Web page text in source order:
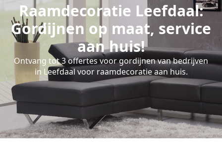
Raamdecoratie Leefdaal:
Gordijnen op maat, service
aan huis!
Ontvang tot 3 offertes voor gordijnen van bedrijven
in Leefdaal voor raamdecoratie aan huis.